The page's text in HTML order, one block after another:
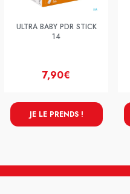
ULTRA BABY PDR STICK
14
7,90€
JE LE PRENDS !